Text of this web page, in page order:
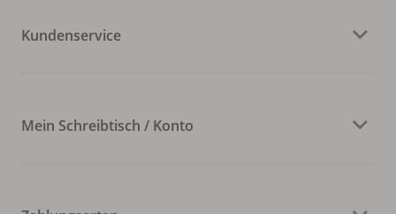
Kundenservice
Mein Schreibtisch / Konto